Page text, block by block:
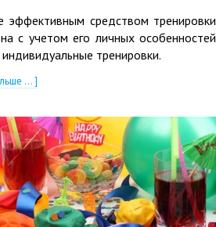
эффективным средством тренировки
с учетом его личных особенностей
тренировки.
... ]